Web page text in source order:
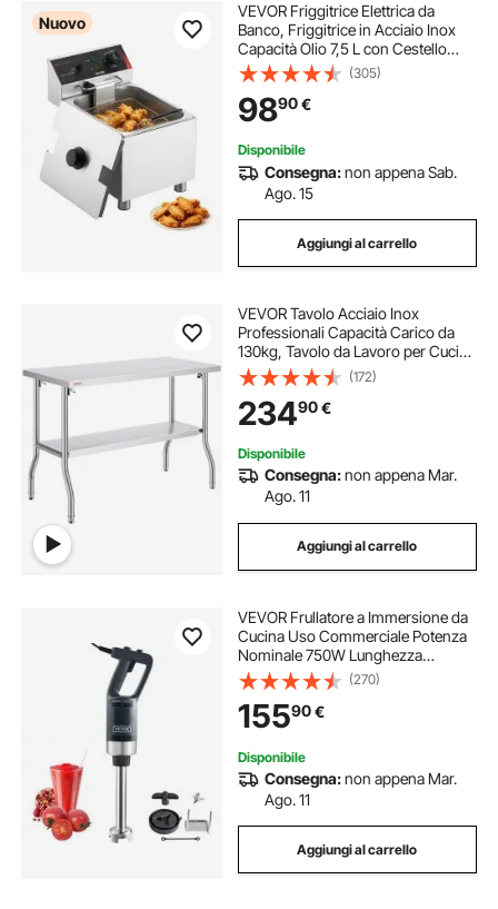
Nuovo
VEVOR Friggitrice Elettrica da
Banco, Friggitrice in Acciaio Inox
Capacità Olio 7,5 L con Cestello
Coperchio Protezione contro
Surriscaldamento, 2500W, Piedini
Regolabili, Ristorante, Cucina, Hotel
(305)
9890€
Disponibile
Consegna:non appena Sab.
Ago. 15
Aggiungi al carrello
VEVOR Tavolo Acciaio Inox
Professionali Capacità Carico da
130kg, Tavolo da Lavoro per Cucina
Gastronomia Tavolo da Lavoro, 2
Piani Pieghevole 122 x 61 x 85 cm
Lavoro Commerciale per Ristorante
Cucina
(172)
23490€
Disponibile
Consegna:non appena Mar.
Ago. 11
Aggiungi al carrello
VEVOR Frullatore a Immersione da
Cucina Uso Commerciale Potenza
Nominale 750W Lunghezza
660mm Velocità Regolabile,
Frullatore Tritatutto da Cucina
Commerciale per Zuppe Salsa
Pesto Materiale Frullato
(270)
15590€
Disponibile
Consegna:non appena Mar.
Ago. 11
Aggiungi al carrello